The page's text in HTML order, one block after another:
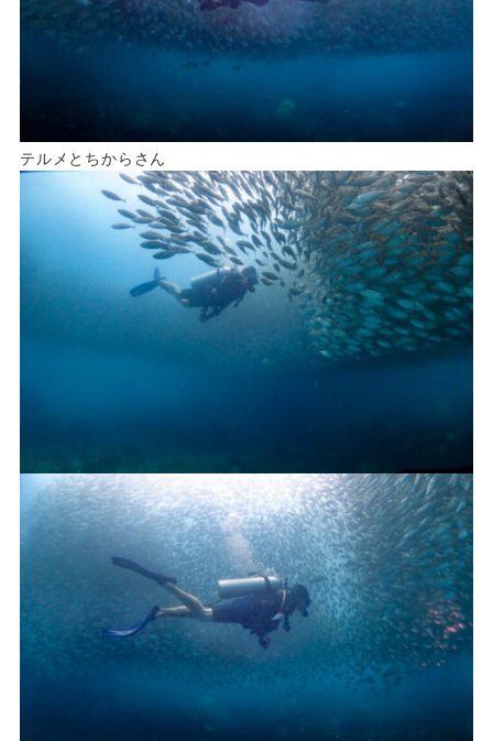
テルメとちからさん